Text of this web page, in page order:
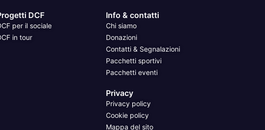
DCF
per il sociale
in tour
Info & contatti
Chi siamo
Donazioni
Contatti & Segnalazioni
Pacchetti sportivi
Pacchetti eventi
Privacy
Privacy policy
Cookie policy
Mappa del sito